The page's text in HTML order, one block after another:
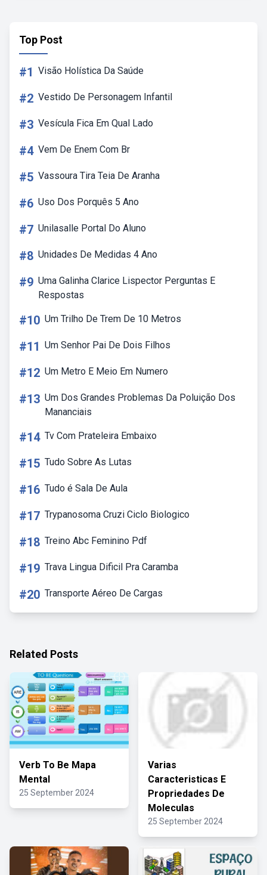
Top Post
#1 Visão Holística Da Saúde
#2 Vestido De Personagem Infantil
#3 Vesícula Fica Em Qual Lado
#4 Vem De Enem Com Br
#5 Vassoura Tira Teia De Aranha
#6 Uso Dos Porquês 5 Ano
#7 Unilasalle Portal Do Aluno
#8 Unidades De Medidas 4 Ano
#9 Uma Galinha Clarice Lispector Perguntas E
Respostas
#10 Um Trilho De Trem De 10 Metros
#11 Um Senhor Pai De Dois Filhos
#12 Um Metro E Meio Em Numero
#13 Um Dos Grandes Problemas Da Poluição Dos
Mananciais
#14 Tv Com Prateleira Embaixo
#15 Tudo Sobre As Lutas
#16 Tudo é Sala De Aula
#17 Trypanosoma Cruzi Ciclo Biologico
#18 Treino Abc Feminino Pdf
#19 Trava Lingua Dificil Pra Caramba
#20 Transporte Aéreo De Cargas
Related Posts
Verb To Be Mapa
Mental
25 September 2024
Varias
Caracteristicas E
Propriedades De
Moleculas
25 September 2024